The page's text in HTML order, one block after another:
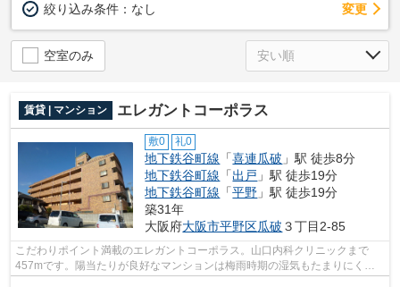
絞り込み条件： なし 変更
空室のみ
賃貸 | マンション エレガントコーポラス
敷0 礼0
地下鉄谷町線 「喜連瓜破 」駅 徒歩8分
地下鉄谷町線 「出戸 」駅 徒歩19分
地下鉄谷町線 「平野 」駅 徒歩19分
築31年
大阪府大阪市平野区瓜破 ３丁目2-85
こだわりポイント満載のエレガントコーポラス。山口内科クリニックまで
457mです。陽当たりが良好なマンションは梅雨時期の湿気もたまりにくい